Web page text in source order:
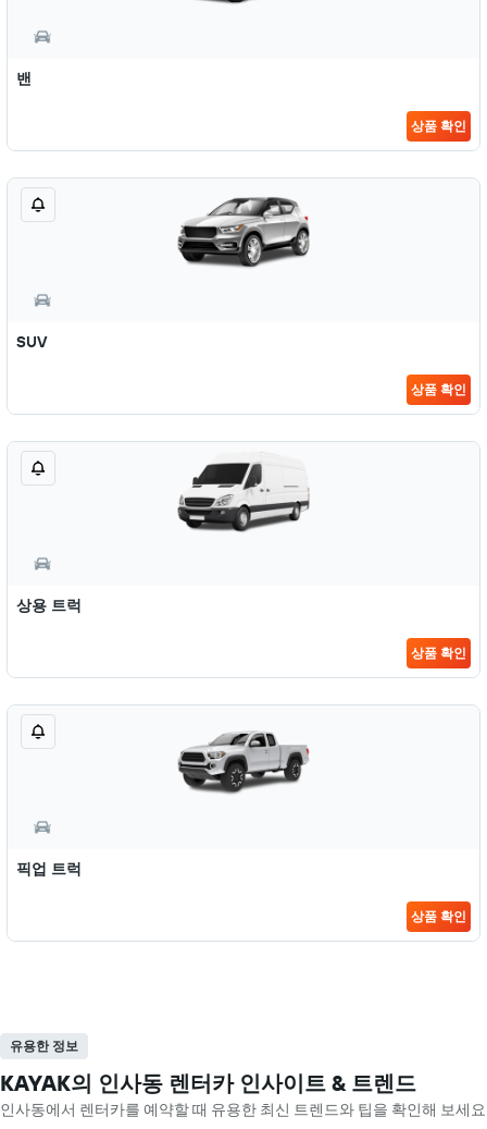
밴
상품 확인
SUV
상품 확인
상용 트럭
상품 확인
픽업 트럭
상품 확인
유용한 정보
KAYAK의 인사동 렌터카 인사이트 & 트렌드
인사동​에서 렌터카를 예약할 때 유용한 최신 트렌드와 팁을 확인해 보세요